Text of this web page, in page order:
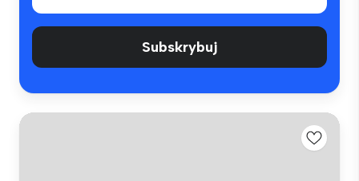
Subskrybuj